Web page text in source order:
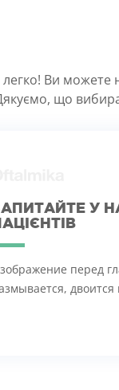
легко! Ви можете
що
У
перед